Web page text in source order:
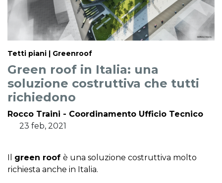
Tetti piani | Greenroof
Green roof in Italia: una
soluzione costruttiva che tutti
richiedono
Rocco Traini - Coordinamento Ufficio Tecnico
23 feb, 2021
Il green roof è una soluzione costruttiva molto
richiesta anche in Italia.